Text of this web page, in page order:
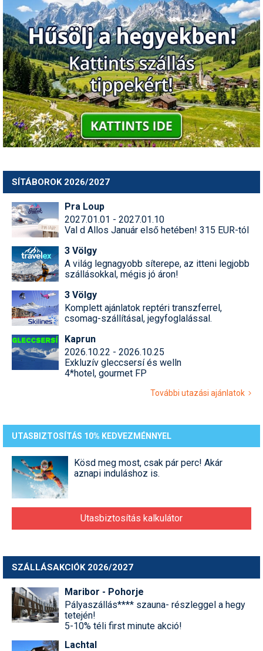
SÍTÁBOROK 2026/2027
Pra Loup
2027.01.01 - 2027.01.10
Val d Allos Január első hetében! 315 EUR-tól
3 Völgy
A világ legnagyobb síterepe, az itteni legjobb
szállásokkal, mégis jó áron!
3 Völgy
Komplett ajánlatok reptéri transzferrel,
csomag-szállításal, jegyfoglalással.
Kaprun
2026.10.22 - 2026.10.25
Exkluzív gleccsersí és welln
4*hotel, gourmet FP
További utazási ajánlatok
UTASBIZTOSÍTÁS 10% KEDVEZMÉNNYEL
Kösd meg most, csak pár perc! Akár
aznapi induláshoz is.
Utasbiztosítás kalkulátor
SZÁLLÁSAKCIÓK 2026/2027
Maribor - Pohorje
Pályaszállás**** szauna- részleggel a hegy
tetején!
5-10% téli first minute akció!
Lachtal